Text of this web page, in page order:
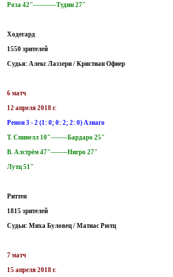
Роза 42"-----------Тудин 27"
Ходегард
1550 зрителей
Судья: Алекс Лаззери / Кристиан Офнер
6 матч
12 апреля 2018 г.
Ренон 3 - 2 (1: 0; 0: 2; 2: 0) Азиаго
Т. Спинелл 10"--------Бардаро 25"
В. Aлстрём 47"--------Нигро 27"
Лутц 51"
Риттен
1815 зрителей
Судьи: Миха Буловец / Матиас Рютц
7 матч
15 апреля 2018 г.